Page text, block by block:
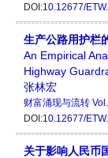
DOI:10.12677/
生产公路用护栏
An Empirical
Highway
张林宏
财富涌现与流转
DOI:10.12677/
关于影响人民币